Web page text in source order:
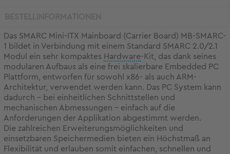
Das SMARC Mini-ITX Mainboard (Carrier Board) MB-SMARC-
1 bildet in Verbindung mit einem Standard SMARC 2.0/2.1
Modul ein sehr kompaktes Hardware-Kit, das dank seines
modularen Aufbaus als eine frei skalierbare Embedded PC
Plattform, entworfen für sowohl x86- als auch ARM-
Architektur, verwendet werden kann. Das PC System kann
dadurch - bei einheitlichen Schnittstellen und
mechanischen Abmessungen - einfach auf die
Anforderungen der Applikation abgestimmt werden.
Die zahlreichen Erweiterungsmöglichkeiten und
einsetzbaren Speichermedien bieten ein Höchstmaß an
Flexibilität und erlauben somit einfachen, schnellen und